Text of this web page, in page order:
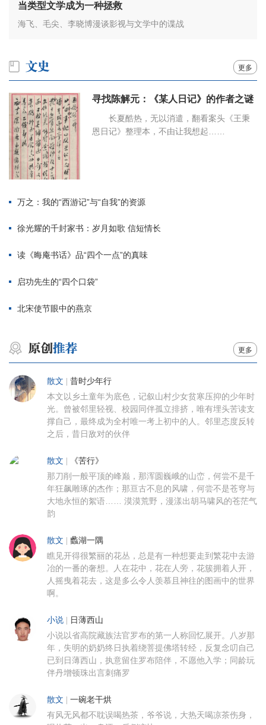
当类型文学成为一种拯救
海飞、毛尖、李晓博漫谈影视与文学中的谍战
更多
寻找陈解元：《某人日记》的作者之谜
长夏酷热，无以消遣，翻看案头《王秉
恩日记》整理本，不由让我想起……
万之：我的“西游记”与“自我”的资源
徐光耀的千封家书：岁月如歌 信短情长
读《晦庵书话》品“四个一点”的真味
启功先生的“四个口袋”
北宋使节眼中的燕京
更多
散文 昔时少年行
本文以乡土童年为底色，记叙山村少女贫寒压抑的少年时
光。曾被邻里轻视、校园同伴孤立排挤，唯有埋头苦读支
撑自己，最终成为全村唯一考上初中的人。邻里态度反转
之后，昔日敌对的伙伴
散文 《苦行》
那刀削一般平顶的峰巅，那浑圆巍峨的山峦，何尝不是千
年狂飙雕琢的杰作；那亘古不息的风啸，何尝不是苍穹与
大地永恒的絮语…… 漠漠荒野，漫漾出胡马啸风的苍茫气
韵
散文 蠡湖一隅
瞧见开得很繁丽的花丛，总是有一种想要走到繁花中去游
冶的一番的奢想。人在花中，花在人旁，花簇拥着人开，
人摇曳着花去，这是多么令人羡慕且神往的图画中的世界
啊。
小说 日薄西山
小说以省高院藏族法官罗布的第一人称回忆展开。八岁那
年，失明的奶奶终日执着绕菩提佛塔转经，反复念叨自己
已到日薄西山，执意留住罗布陪伴，不愿他入学；同龄玩
伴丹增顿珠出言刺痛罗
散文 一碗老干烘
有风无风都不耽误喝热茶，爷爷说，大热天喝凉茶伤身，